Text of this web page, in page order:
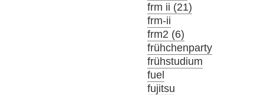
frm ii (21)
frm-ii
frm2 (6)
frühchenparty
frühstudium
fuel
fujitsu